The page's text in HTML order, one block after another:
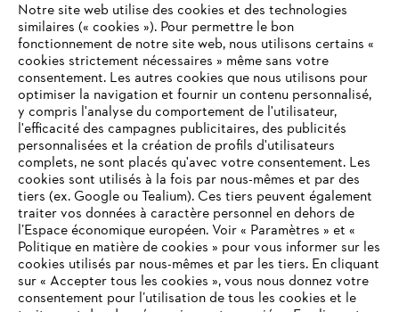
Notre site web utilise des cookies et des technologies
similaires (« cookies »). Pour permettre le bon
fonctionnement de notre site web, nous utilisons certains «
cookies strictement nécessaires » même sans votre
consentement. Les autres cookies que nous utilisons pour
optimiser la navigation et fournir un contenu personnalisé,
y compris l'analyse du comportement de l'utilisateur,
l'efficacité des campagnes publicitaires, des publicités
personnalisées et la création de profils d'utilisateurs
complets, ne sont placés qu'avec votre consentement. Les
cookies sont utilisés à la fois par nous-mêmes et par des
tiers (ex. Google ou Tealium). Ces tiers peuvent également
traiter vos données à caractère personnel en dehors de
l’Espace économique européen. Voir « Paramètres » et «
Politique en matière de cookies » pour vous informer sur les
cookies utilisés par nous-mêmes et par les tiers. En cliquant
sur « Accepter tous les cookies », vous nous donnez votre
consentement pour l’utilisation de tous les cookies et le